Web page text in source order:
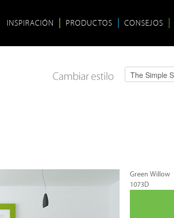
INSPIRACIÓN PRODUCTOS CONSEJOS
Green Willow
1073D